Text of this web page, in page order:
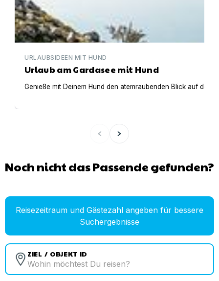
URLAUBSIDEEN MIT HUND
Urlaub am Gardasee mit Hund
Genieße mit Deinem Hund den atemraubenden Blick auf den
Noch nicht das Passende gefunden?
Reisezeitraum und Gästezahl angeben für bessere
Suchergebnisse
ZIEL / OBJEKT ID